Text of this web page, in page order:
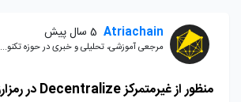
Atriachain 5 سال پیش
مرجعی آموزشی، تحلیلی و خبری در حوزه تکنو...
منظور از غیرمتمرکز Decentralize در رمزارز ها چیست